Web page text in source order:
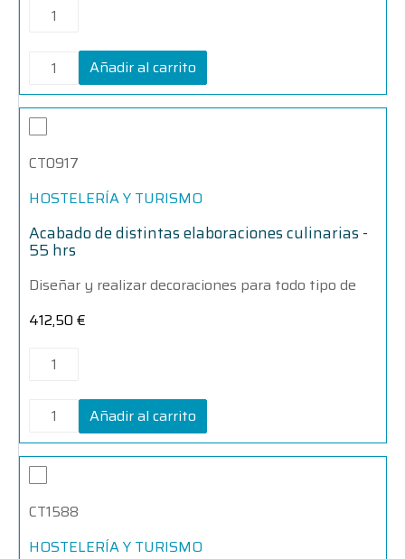
Añadir al carrito
CT0917
HOSTELERÍA Y TURISMO
Acabado de distintas elaboraciones culinarias -
55 hrs
Diseñar y realizar decoraciones para todo tipo de
412,50 €
Acabado
de
elaboraciones
-
hrs
cantidad
Acabado
de
elaboraciones
-
hrs
cantidad
Añadir al carrito
CT1588
HOSTELERÍA Y TURISMO
Acabado
y
de
-
Acabado
y
de
-